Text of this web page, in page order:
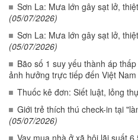
Sơn La: Mưa lớn gây sạt lở,
(05/07/2026)
Sơn La: Mưa lớn gây sạt lở,
(05/07/2026)
Bão số 1 suy yếu thành áp
ảnh hưởng trực tiếp đến Việt Nam
Thuốc kê đơn: Siết luật, lỏng
Giới trẻ thích thú check-in tại
(05/07/2026)